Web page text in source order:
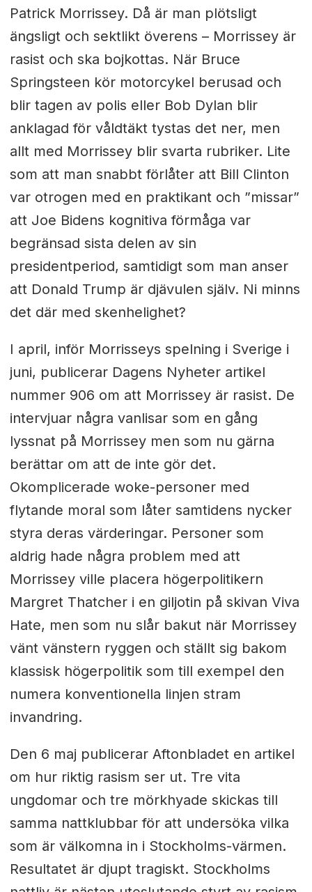
Patrick Morrissey. Då är man plötsligt
ängsligt och sektlikt överens – Morrissey är
rasist och ska bojkottas. När Bruce
Springsteen kör motorcykel berusad och
blir tagen av polis eller Bob Dylan blir
anklagad för våldtäkt tystas det ner, men
allt med Morrissey blir svarta rubriker. Lite
som att man snabbt förlåter att Bill Clinton
var otrogen med en praktikant och ”missar”
att Joe Bidens kognitiva förmåga var
begränsad sista delen av sin
presidentperiod, samtidigt som man anser
att Donald Trump är djävulen själv. Ni minns
det där med skenhelighet?
I april, inför Morrisseys spelning i Sverige i
juni, publicerar Dagens Nyheter artikel
nummer 906 om att Morrissey är rasist. De
intervjuar några vanlisar som en gång
lyssnat på Morrissey men som nu gärna
berättar om att de inte gör det.
Okomplicerade woke-personer med
flytande moral som låter samtidens nycker
styra deras värderingar. Personer som
aldrig hade några problem med att
Morrissey ville placera högerpolitikern
Margret Thatcher i en giljotin på skivan Viva
Hate, men som nu slår bakut när Morrissey
vänt vänstern ryggen och ställt sig bakom
klassisk högerpolitik som till exempel den
numera konventionella linjen stram
invandring.
Den 6 maj publicerar Aftonbladet en artikel
om hur riktig rasism ser ut. Tre vita
ungdomar och tre mörkhyade skickas till
samma nattklubbar för att undersöka vilka
som är välkomna in i Stockholms-värmen.
Resultatet är djupt tragiskt. Stockholms